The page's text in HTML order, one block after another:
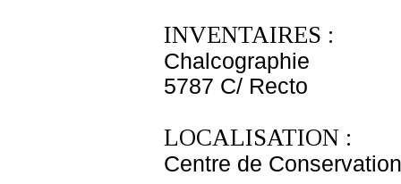
INVENTAIRES :
Chalcographie
5787 C/ Recto
LOCALISATION :
Centre de